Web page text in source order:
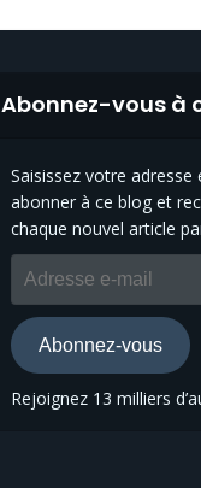
Abonnez-vous à
Saisissez votre adresse
abonner à ce blog et
chaque nouvel article
Adresse
e-
mail
Abonnez-vous
Rejoignez 13 milliers